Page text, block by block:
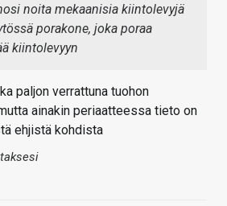
noita mekaanisia kiintolevyjä
porakone, joka poraa
kiintolevyyn
paljon verrattuna tuohon
ainakin periaatteessa tieto on
ehjistä kohdista